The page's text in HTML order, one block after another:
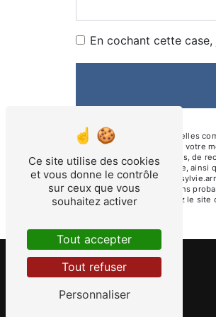
En cochant cette
** Les données personnelles
le seul but de répondre à votre
disposez de droits d’accès, de
d’une autorité de contrôle, ainsi
électronique à l'adresse
prescription légale aux fins
Bloctel.gouv.fr
. Consultez le
Ce site utilise des cookies
et vous donne le contrôle
sur ceux que vous
souhaitez activer
Tout accepter
Tout refuser
Personnaliser